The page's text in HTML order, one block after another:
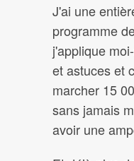
J'ai une
programme
j'applique
et astuces et
marcher 15
sans jamais
avoir une